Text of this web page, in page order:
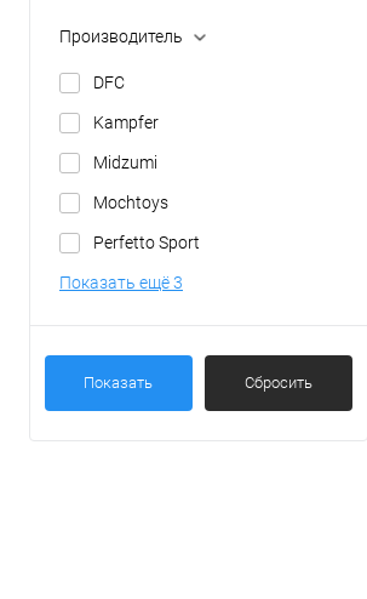
Производитель
DFC
Kampfer
Midzumi
Mochtoys
Perfetto Sport
Показать ещё 3
Показать Сбросить